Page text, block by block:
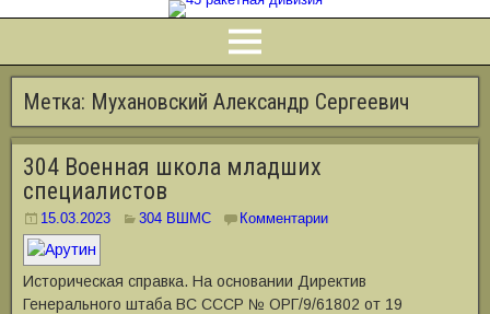
Метка: Мухановский Александр Сергеевич
304 Военная школа младших
специалистов
15.03.2023 304 ВШМС Комментарии
Историческая справка. На основании Директив
Генерального штаба ВС СССР № ОРГ/9/61802 от 19